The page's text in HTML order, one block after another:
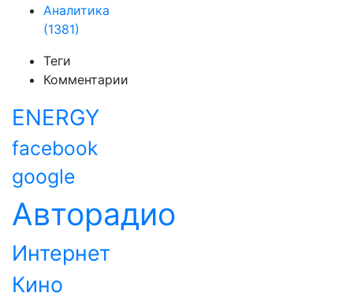
Аналитика
(1381)
Теги
Комментарии
ENERGY
facebook
google
Авторадио
Интернет
Кино